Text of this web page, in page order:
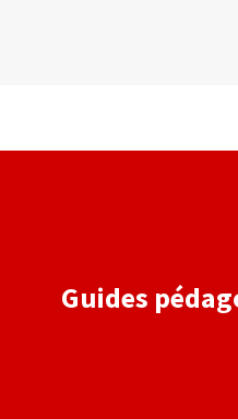
Guides